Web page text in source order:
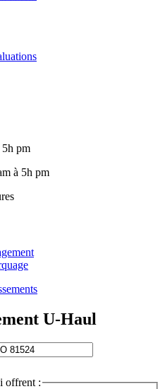
pm
à 5h pm
U-Haul
offrent :